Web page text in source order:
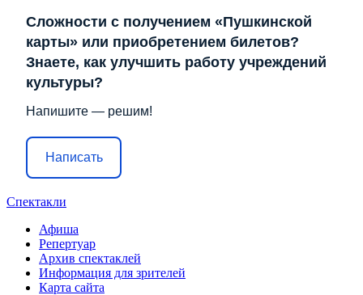
Сложности с получением «Пушкинской
карты» или приобретением билетов?
Знаете, как улучшить работу учреждений
культуры?
Напишите — решим!
Написать
Спектакли
Афиша
Репертуар
Архив спектаклей
Информация для зрителей
Карта сайта